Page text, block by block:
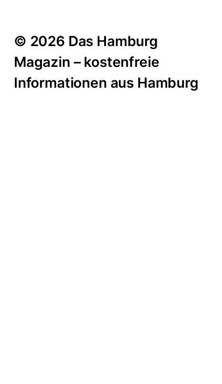
© 2026 Das Hamburg
Magazin – kostenfreie
Informationen aus Hamburg